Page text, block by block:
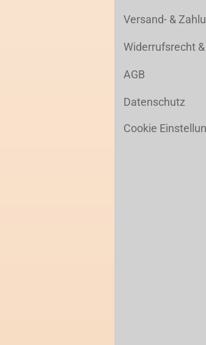
Versand- &
Widerrufsrecht
AGB
Datenschutz
Cookie